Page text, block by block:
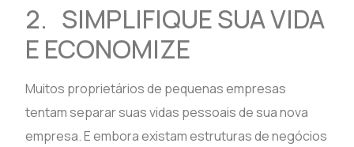
2. SIMPLIFIQUE SUA VIDA
E ECONOMIZE
Muitos proprietários de pequenas empresas
tentam separar suas vidas pessoais de sua nova
empresa. E embora existam estruturas de negócios